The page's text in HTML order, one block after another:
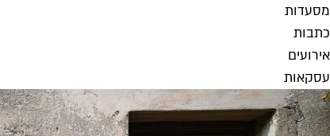
מסעדות
כתבות
אירועים
עסקאות